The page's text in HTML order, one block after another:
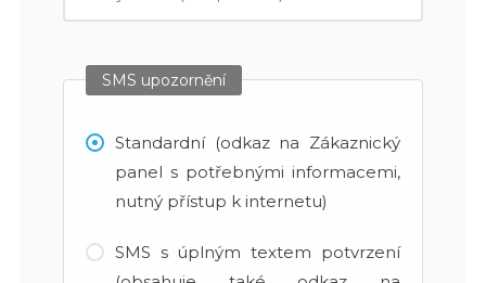
SMS upozornění
Standardní (odkaz na Zákaznický
panel s potřebnými informacemi,
nutný přístup k internetu)
SMS s úplným textem potvrzení